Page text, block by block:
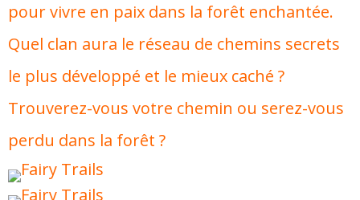
pour vivre en paix dans la forêt enchantée.
Quel clan aura le réseau de chemins secrets
le plus développé et le mieux caché ?
Trouverez-vous votre chemin ou serez-vous
perdu dans la forêt ?